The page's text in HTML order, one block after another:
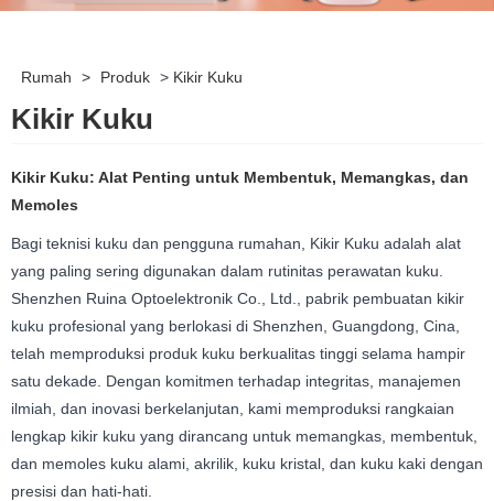
Rumah > Produk > Kikir Kuku
Kikir Kuku
Kikir Kuku: Alat Penting untuk Membentuk, Memangkas, dan
Memoles
Bagi teknisi kuku dan pengguna rumahan, Kikir Kuku adalah alat
yang paling sering digunakan dalam rutinitas perawatan kuku.
Shenzhen Ruina Optoelektronik Co., Ltd., pabrik pembuatan kikir
kuku profesional yang berlokasi di Shenzhen, Guangdong, Cina,
telah memproduksi produk kuku berkualitas tinggi selama hampir
satu dekade. Dengan komitmen terhadap integritas, manajemen
ilmiah, dan inovasi berkelanjutan, kami memproduksi rangkaian
lengkap kikir kuku yang dirancang untuk memangkas, membentuk,
dan memoles kuku alami, akrilik, kuku kristal, dan kuku kaki dengan
presisi dan hati-hati.